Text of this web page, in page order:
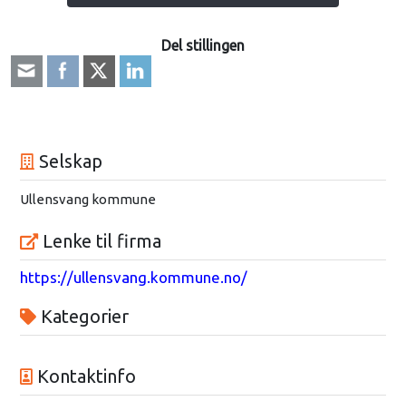
Del stillingen
Selskap
Ullensvang kommune
Lenke til firma
https://ullensvang.kommune.no/
Kategorier
Kontaktinfo